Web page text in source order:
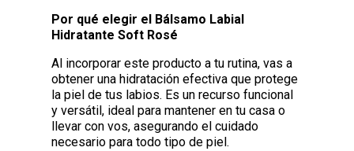
Por qué elegir el Bálsamo Labial
Hidratante Soft Rosé
Al incorporar este producto a tu rutina, vas a
obtener una hidratación efectiva que protege
la piel de tus labios. Es un recurso funcional
y versátil, ideal para mantener en tu casa o
llevar con vos, asegurando el cuidado
necesario para todo tipo de piel.